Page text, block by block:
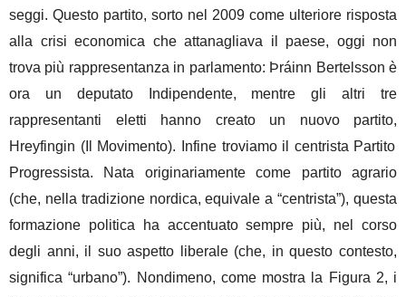
seggi. Questo partito, sorto nel 2009 come ulteriore risposta
alla crisi economica che attanagliava il paese, oggi non
trova più rappresentanza in parlamento: Þráinn Bertelsson è
ora un deputato Indipendente, mentre gli altri tre
rappresentanti eletti hanno creato un nuovo partito,
Hreyfingin (Il Movimento). Infine troviamo il centrista Partito
Progressista. Nata originariamente come partito agrario
(che, nella tradizione nordica, equivale a “centrista”), questa
formazione politica ha accentuato sempre più, nel corso
degli anni, il suo aspetto liberale (che, in questo contesto,
significa “urbano”). Nondimeno, come mostra la Figura 2, i